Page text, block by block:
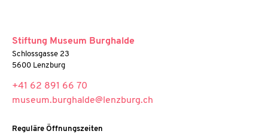
Stiftung Museum Burghalde
Schlossgasse 23
5600 Lenzburg
+41 62 891 66 70
museum.burghalde@lenzburg.ch
Reguläre Öffnungszeiten